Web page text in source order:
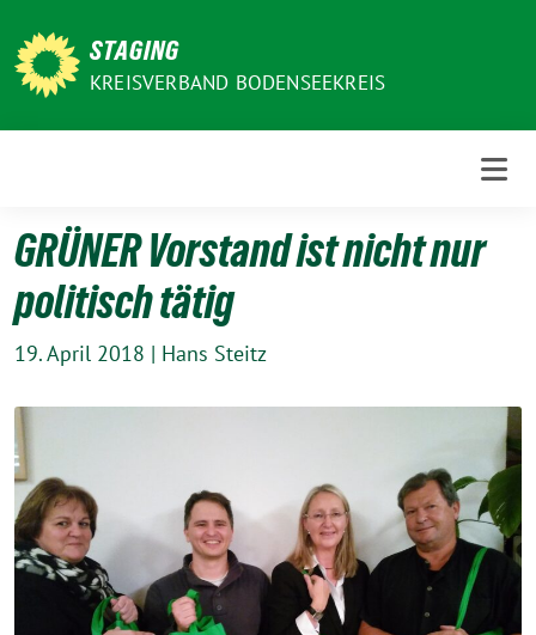
zum
Inhalt
STAGING
KREISVERBAND BODENSEEKREIS
GRÜNER Vorstand ist nicht nur
politisch tätig
19. April 2018 | Hans Steitz